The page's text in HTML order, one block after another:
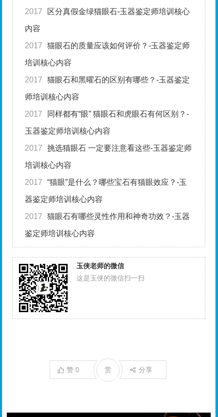
2017 区分真假金绿猫眼石-玉器鉴定师培训核心
内容
2017 猫眼石的质量应该如何评价？-玉器鉴定师
培训核心内容
2017 猫眼石和黑曜石的区别有哪些？-玉器鉴定
师培训核心内容
2017 同样都有“眼” 猫眼石和虎眼石有何区别？-
玉器鉴定师培训核心内容
2017 挑选猫眼石 一定要注意看这些-玉器鉴定师
培训核心内容
2017 “猫眼”是什么？哪些宝石有猫眼效应？-玉
器鉴定师培训核心内容
2017 猫眼石有哪些灵性作用和神奇功效？-玉器
鉴定师培训核心内容
玉侠老师的微信
这是玉侠的微信扫一扫
赞0 分享
赏